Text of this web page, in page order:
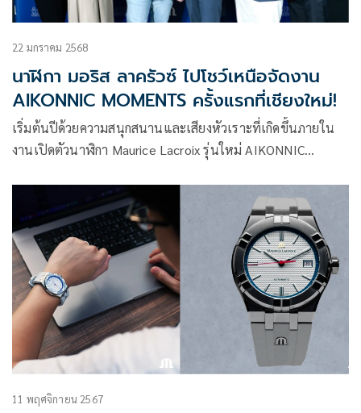
22 มกราคม 2568
นาฬิกา มอริส ลาครัวซ์ ไปโชว์เหนือจัดงาน
AIKONNIC MOMENTS ครั้งแรกที่เชียงใหม่!
เริ่มต้นปีด้วยความสนุกสนานและเสียงหัวเราะที่เกิดขึ้นภายใน
งานเปิดตัวนาฬิกา Maurice Lacroix รุ่นใหม่ AIKONNIC
เชียงใหม่ ณ ร้าน Moment’s Notice Jazz Club
11 พฤศจิกายน 2567